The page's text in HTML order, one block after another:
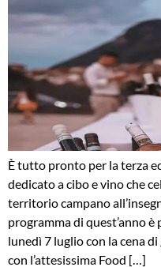
È tutto pronto per la terza
dedicato a cibo e vino che
territorio campano
programma di quest’anno
lunedì 7 luglio con la cena
con l’attesissima Food […]